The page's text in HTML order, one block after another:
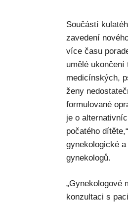
Součástí
zavedení
více času
umělé ukončení
medicínských,
ženy
formulované
je o
počatého
gynekologické
gynekologů.
konzultaci s